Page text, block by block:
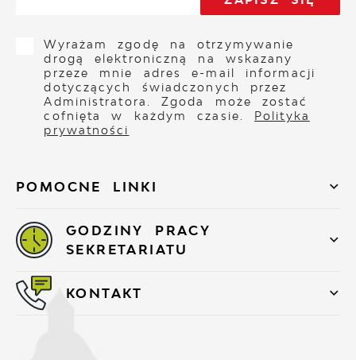
POMOCNE LINKI
Wyrażam zgodę na otrzymywanie
drogą elektroniczną na wskazany
przeze mnie adres e-mail informacji
dotyczących świadczonych przez
Administratora. Zgoda może zostać
cofnięta w każdym czasie. Polityka
prywatności
GODZINY PRACY
SEKRETARIATU
KONTAKT